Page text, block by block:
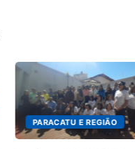
PARACATU E REGIÃO